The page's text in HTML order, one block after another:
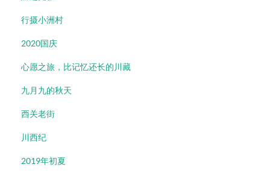
行摄小洲村
2020国庆
心愿之旅，比记忆还长的川藏
九月九的秋天
西关老街
川西纪
2019年初夏